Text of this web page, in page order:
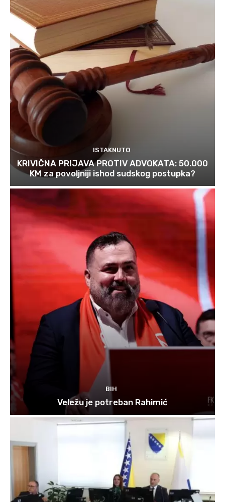
ISTAKNUTO
KRIVIČNA PRIJAVA PROTIV ADVOKATA: 50.000
KM za povoljniji ishod sudskog postupka?
BIH
Veležu je potreban Rahimić